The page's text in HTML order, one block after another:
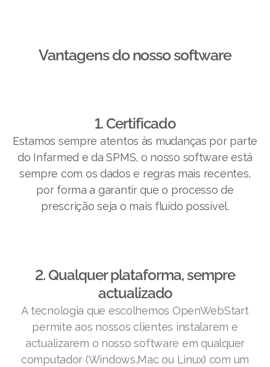
Vantagens do nosso software​
1. Certificado
Estamos sempre atentos às mudanças por parte
do Infarmed e da SPMS, o nosso software está
sempre com os dados e regras mais recentes,
por forma a garantir que o processo de
prescrição seja o mais fluído possível.
2. Qualquer plataforma, sempre
actualizado
A tecnologia que escolhemos OpenWebStart
permite aos nossos clientes instalarem e
actualizarem o nosso software em qualquer
computador (Windows,Mac ou Linux) com um